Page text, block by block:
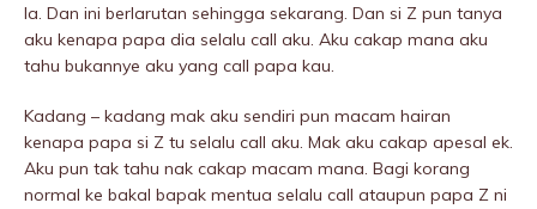
la. Dan ini berlarutan sehingga sekarang. Dan si Z pun tanya
aku kenapa papa dia selalu call aku. Aku cakap mana aku
tahu bukannye aku yang call papa kau.
Kadang – kadang mak aku sendiri pun macam hairan
kenapa papa si Z tu selalu call aku. Mak aku cakap apesal ek.
Aku pun tak tahu nak cakap macam mana. Bagi korang
normal ke bakal bapak mentua selalu call ataupun papa Z ni